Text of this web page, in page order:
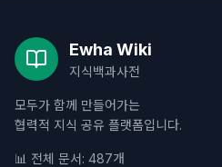
Ewha Wiki
지식백과사전
모두가 함께 만들어가는
협력적 지식 공유 플랫폼입니다.
📊 전체 문서: 487개